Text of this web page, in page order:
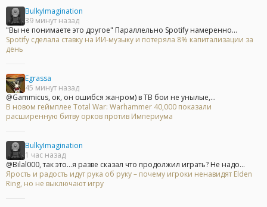
BulkyImagination
39 минут назад
"Вы не понимаете это другое" Параллельно Spotify намеренно...
Spotify сделала ставку на ИИ-музыку и потеряла 8% капитализации за
день
Egrassa
45 минут назад
@Gammicus, ок, он ошибся жанром) в ТВ бои не унылые,...
В новом геймплее Total War: Warhammer 40,000 показали
расширенную битву орков против Империума
BulkyImagination
1 час назад
@Bilal000, так это...я разве сказал что продолжил играть? Не надо...
Ярость и радость идут рука об руку – почему игроки ненавидят Elden
Ring, но не выключают игру